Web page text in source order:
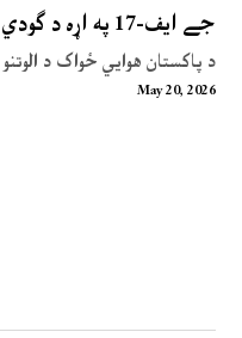
جے ایف-17 په اړه د ګودي میډیا د دروغجنو خبرونو پروپاګنډ ناکام شو
د پاکستان هوایي ځواک د
May 20, 2026